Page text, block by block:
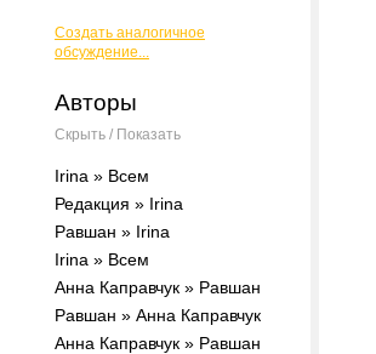
Создать аналогичное
обсуждение...
Авторы
Скрыть / Показать
Irina » Всем
Редакция » Irina
Равшан » Irina
Irina » Всем
Анна Каправчук » Равшан
Равшан » Анна Каправчук
Анна Каправчук » Равшан